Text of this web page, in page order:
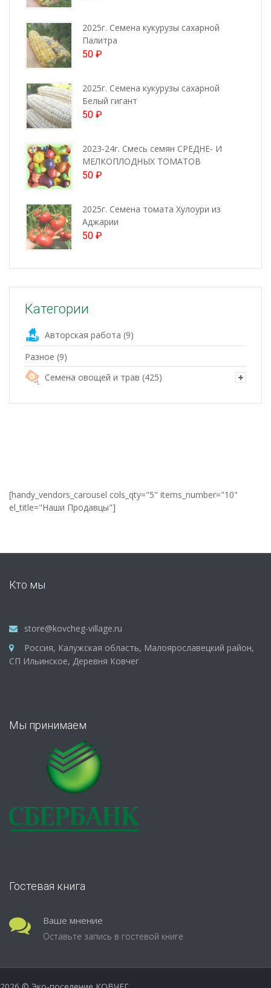
2025г. Семена кукурузы сахарной
Палитра
50 ₽
2025г. Семена кукурузы сахарной
Белый гигант
50 ₽
2023-24г. Смесь семян СРЕДНЕ- И
МЕЛКОПЛОДНЫХ ТОМАТОВ
50 ₽
2025г. Семена томата Хулоури из
Аджарии
50 ₽
Категории
Авторская работа (9)
Разное (9)
Семена овощей и трав (425)
[handy_vendors_carousel cols_qty="5" items_number="10"
el_title="Наши Продавцы"]
Кто мы
store@kovcheg-village.ru
Россия, Калужская область, Малоярославецкий район,
СП Ильинское, Деревня Ковчег
Мы принимаем
Гостевая книга
Ваше мнение
Оставьте запись в гостевой книге